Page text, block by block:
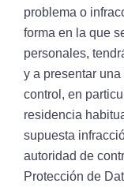
problema o
forma en la que
personales,
y a presentar
control, en
residencia
supuesta
autoridad de
Protección de